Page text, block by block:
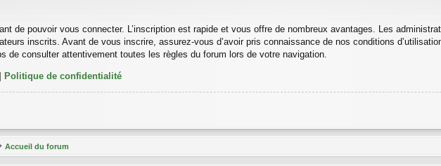
de pouvoir vous connecter. L’inscription est rapide et vous offre de nombreux avantages. Les
inscrits. Avant de vous inscrire, assurez-vous d’avoir pris connaissance de nos conditions
de consulter attentivement toutes les règles du forum lors de votre navigation.
| Politique de confidentialité
Accueil du forum